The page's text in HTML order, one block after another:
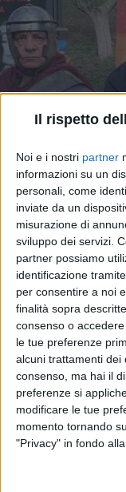
Il rispetto
Noi e i nostri partner
informazioni su un
personali, come
inviate da un
misurazione di
sviluppo dei servizi.
partner possiamo
identificazione
per consentire a noi
finalità sopra
consenso o
le tue preferenze
alcuni trattamenti dei
consenso, ma hai il
preferenze si
modificare le tue
momento tornando
"Privacy" in fondo
NEWS 29 dic 2019
J-Ax: nel
Cile
Il rapper:
Chi siamo